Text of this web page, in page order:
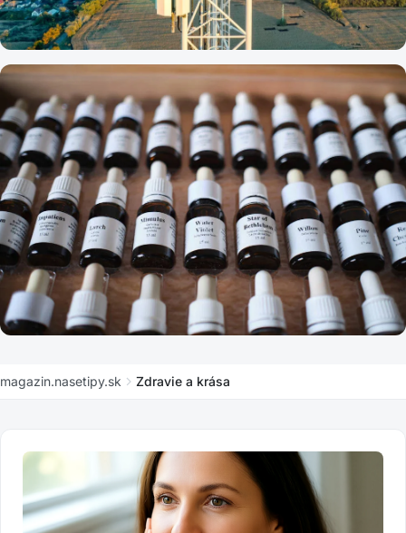
ZDRAVIE A KRÁSA
Geopatogénny stres a zdravie
Bachova kvetová terapia
magazin.nasetipy.sk Zdravie a krása